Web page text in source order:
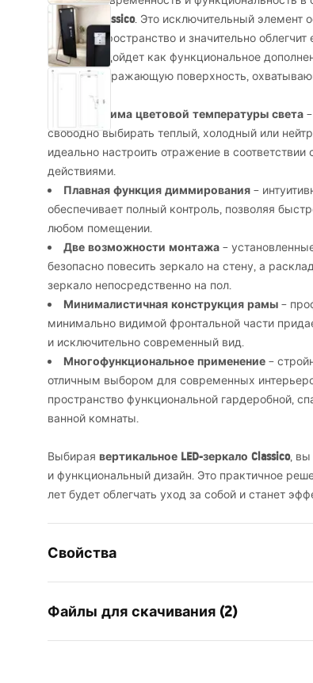
зеркало Classico. Это исключительный элемент
увеличит пространство и значительно
отлично подойдет как функциональное
большую отражающую поверхность,
Три режима цветовой температуры света
свободно выбирать теплый, холодный или
идеально настроить отражение в
действиями.
Плавная функция диммирования –
обеспечивает полный контроль, позволяя
любом помещении.
Две возможности монтажа –
безопасно повесить зеркало на стену, а
зеркало непосредственно на пол.
Минималистичная конструкция рамы –
минимально видимой фронтальной части
и исключительно современный вид.
Многофункциональное применение –
отличным выбором для современных
пространство функциональной гардеробной,
ванной комнаты.
Выбирая вертикальное LED-зеркало Classico, вы
и функциональный дизайн. Это практичное
лет будет облегчать уход за собой и станет
Свойства
Ширина
Глубина
20
Файлы для скачивания (2)